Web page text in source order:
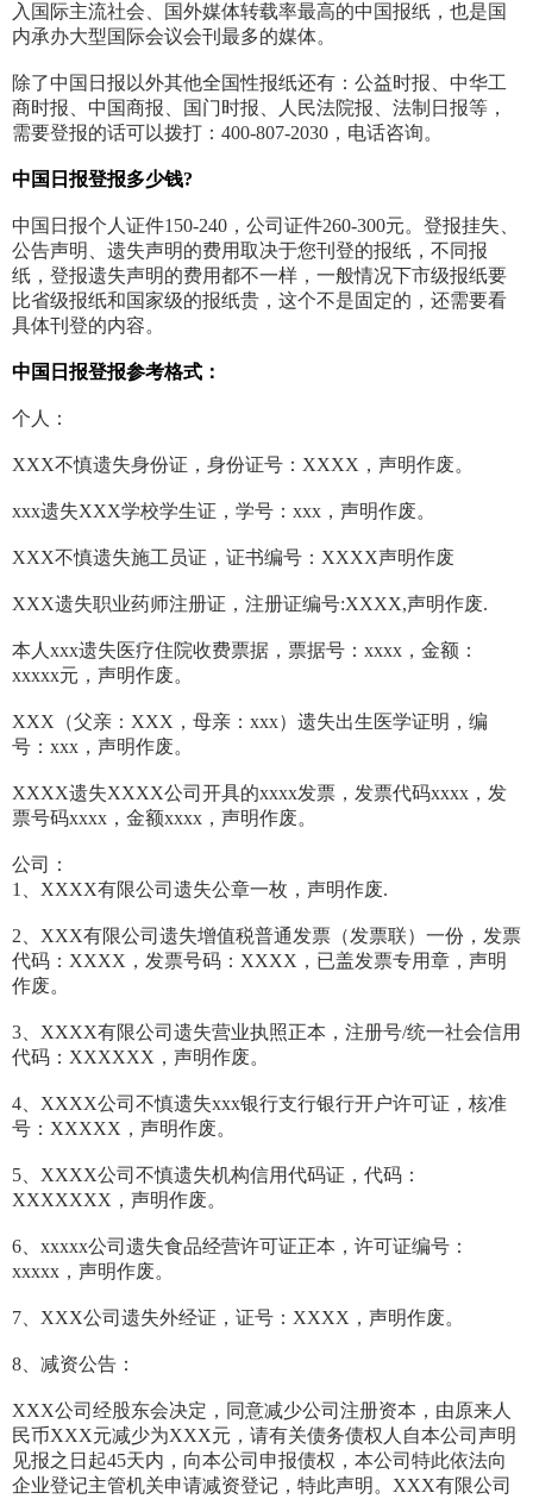
入国际主流社会、国外媒体转载率最高的中国报纸，也是国
内承办大型国际会议会刊最多的媒体。
除了中国日报以外其他全国性报纸还有：公益时报、中华工
商时报、中国商报、国门时报、人民法院报、法制日报等，
需要登报的话可以拨打：400-807-2030，电话咨询。
中国日报登报多少钱?
中国日报个人证件150-240，公司证件260-300元。登报挂失、
公告声明、遗失声明的费用取决于您刊登的报纸，不同报
纸，登报遗失声明的费用都不一样，一般情况下市级报纸要
比省级报纸和国家级的报纸贵，这个不是固定的，还需要看
具体刊登的内容。
中国日报登报参考格式：
个人：
XXX不慎遗失身份证，身份证号：XXXX，声明作废。
xxx遗失XXX学校学生证，学号：xxx，声明作废。
XXX不慎遗失施工员证，证书编号：XXXX声明作废
XXX遗失职业药师注册证，注册证编号:XXXX,声明作废.
本人xxx遗失医疗住院收费票据，票据号：xxxx，金额：
xxxxx元，声明作废。
XXX（父亲：XXX，母亲：xxx）遗失出生医学证明，编
号：xxx，声明作废。
XXXX遗失XXXX公司开具的xxxx发票，发票代码xxxx，发
票号码xxxx，金额xxxx，声明作废。
公司：
1、XXXX有限公司遗失公章一枚，声明作废.
2、XXX有限公司遗失增值税普通发票（发票联）一份，发票
代码：XXXX，发票号码：XXXX，已盖发票专用章，声明
作废。
3、XXXX有限公司遗失营业执照正本，注册号/统一社会信用
代码：XXXXXX，声明作废。
4、XXXX公司不慎遗失xxx银行支行银行开户许可证，核准
号：XXXXX，声明作废。
5、XXXX公司不慎遗失机构信用代码证，代码：
XXXXXXX，声明作废。
6、xxxxx公司遗失食品经营许可证正本，许可证编号：
xxxxx，声明作废。
7、XXX公司遗失外经证，证号：XXXX，声明作废。
8、减资公告：
XXX公司经股东会决定，同意减少公司注册资本，由原来人
民币XXX元减少为XXX元，请有关债务债权人自本公司声明
见报之日起45天内，向本公司申报债权，本公司特此依法向
企业登记主管机关申请减资登记，特此声明。XXX有限公司